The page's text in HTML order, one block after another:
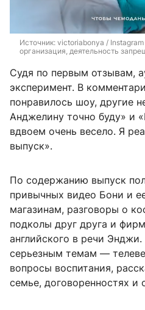
Источник: victoriabonya / Instagram
организация, деятельность
Судя по первым отзывам,
эксперимент. В
понравилось шоу, другие
Анджелину точно буду» и
вдвоем очень весело. Я
выпуск».
По содержанию выпуск
привычных видео Бони и
магазинам, разговоры о
подколы друг друга и
английского в речи
серьезным темам —
вопросы воспитания,
семье, договоренностях и